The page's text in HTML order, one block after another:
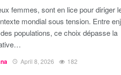
femmes, sont en lice pour diriger
mondial sous tension. Entre
populations, ce choix dépasse la
April 8, 2026 182